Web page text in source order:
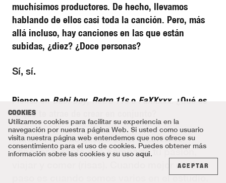
muchísimos productores. De hecho, llevamos
hablando de ellos casi toda la canción. Pero, más
allá incluso, hay canciones en las que están
subidas, ¿diez? ¿Doce personas?
Sí, sí.
Pienso en Babi boy, Retro 11so FaXXxxx. ¿Qué es
lo que te atrae de crear en conjunto?
Para mí lo más guapo de la música es
conocer a gente que comparte tu pasión,
viajar y comer (risas). Cuando mejor me lo
paso es cuando somos varios en el estudio.
COOKIES
Utilizamos cookies para facilitar su experiencia en la
navegación por nuestra página Web. Si usted como usuario
visita nuestra página web entendemos que nos ofrece su
consentimiento para el uso de cookies. Puedes obtener más
información sobre las cookies y su uso aqui.
ACEPTAR